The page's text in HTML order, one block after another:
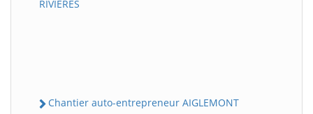
RIVIERES
Chantier auto-entrepreneur AIGLEMONT